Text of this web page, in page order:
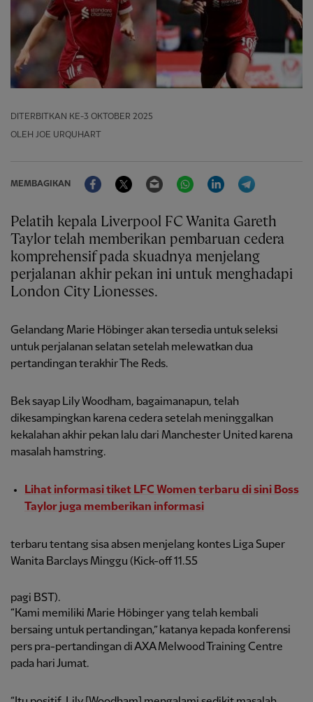
DITERBITKAN KE-3 OKTOBER 2025
OLEH JOE URQUHART
MEMBAGIKAN
FacebookTwitter Email WhatsAppLinkedIn
Pelatih kepala Liverpool FC Wanita Gareth
Taylor telah memberikan pembaruan cedera
komprehensif pada skuadnya menjelang
perjalanan akhir pekan ini untuk menghadapi
London City Lionesses.
Gelandang Marie Höbinger akan tersedia untuk seleksi
untuk perjalanan selatan setelah melewatkan dua
pertandingan terakhir The Reds.
Bek sayap Lily Woodham, bagaimanapun, telah
dikesampingkan karena cedera setelah meninggalkan
kekalahan akhir pekan lalu dari Manchester United karena
masalah hamstring.
Lihat informasi tiket LFC Women terbaru di sini Boss
Taylor juga memberikan informasi
terbaru tentang sisa absen menjelang kontes Liga Super
Wanita Barclays Minggu (Kick-off 11.55
pagi BST).
“Kami memiliki Marie Höbinger yang telah kembali
bersaing untuk pertandingan,” katanya kepada konferensi
pers pra-pertandingan di AXA Melwood Training Centre
pada hari Jumat.